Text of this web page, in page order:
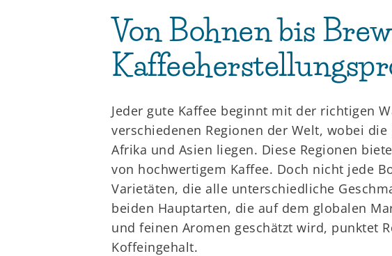
Von Bohnen bis
Jeder gute Kaffee beginnt mit der richtigen
verschiedenen Regionen der Welt, wobei
Afrika und Asien liegen. Diese Regionen
von hochwertigem Kaffee. Doch nicht jede
Varietäten, die alle unterschiedliche
beiden Hauptarten, die auf dem globalen
und feinen Aromen geschätzt wird, punktet
Koffeingehalt.